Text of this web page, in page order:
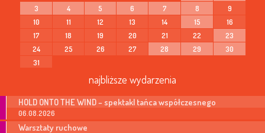
3
4 5 6 7 8
9
10
11 12 13 14 15
16
17
18 19 20 21 22
23
24
25 26 27 28 29
30
31
najbliższe wydarzenia
HOLD ONTO THE WIND – spektakl tańca współczesnego
06.08.2026
Warsztaty ruchowe